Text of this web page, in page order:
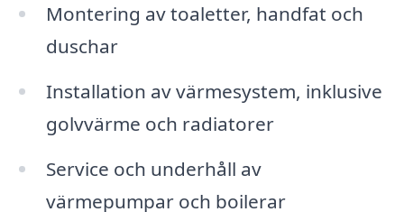
Montering av toaletter, handfat och
duschar
Installation av värmesystem, inklusive
golvvärme och radiatorer
Service och underhåll av
värmepumpar och boilerar